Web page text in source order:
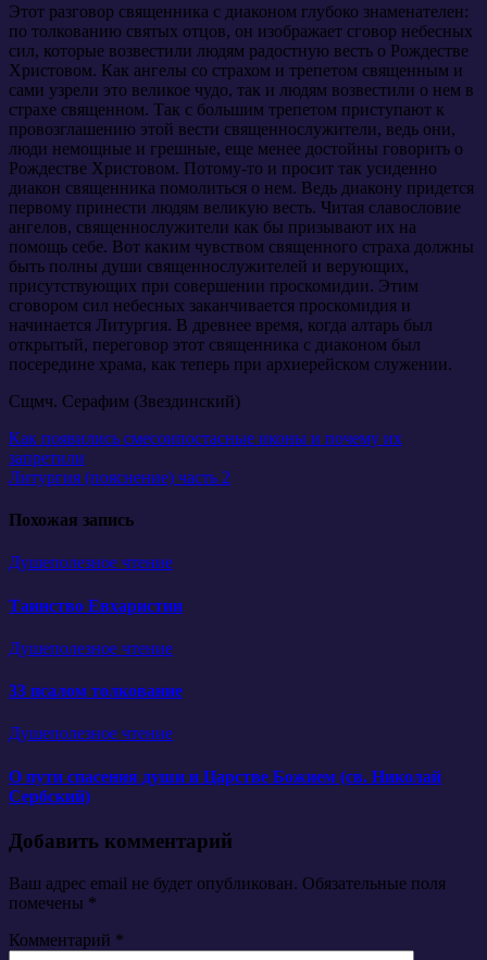
Этот разговор священника с диаконом глубоко знаменателен:
по толкованию святых отцов, он изображает сговор небесных
сил, которые возвестили людям радостную весть о Рождестве
Христовом. Как ангелы со страхом и трепетом священным и
сами узрели это великое чудо, так и людям возвестили о нем в
страхе священном. Так с большим трепетом приступают к
провозглашению этой вести священнослужители, ведь они,
люди немощные и грешные, еще менее достойны говорить о
Рождестве Христовом. Потому-то и просит так усиденно
диакон священника помолиться о нем. Ведь диакону придется
первому принести людям великую весть. Читая славословие
ангелов, священнослужители как бы призывают их на
помощь себе. Вот каким чувством священного страха должны
быть полны души священнослужителей и верующих,
присутствующих при совершении проскомидии. Этим
сговором сил небесных заканчивается проскомидия и
начинается Литургия. В древнее время, когда алтарь был
открытый, переговор этот священника с диаконом был
посередине храма, как теперь при архиерейском служении.
Сщмч. Серафим (Звездинский)
Навигация
по
Как появились смесоипостасные иконы и почему их
запретили
Литургия (пояснение) часть 2
Похожая запись
Душеполезное чтение
Таинство Евхаристии
Душеполезное чтение
33 псалом толкование
Душеполезное чтение
О пути спасения души и Царстве Божием (св. Николай
Сербский)
Добавить комментарий
Ваш адрес email не будет опубликован. Обязательные поля
помечены *
Комментарий *